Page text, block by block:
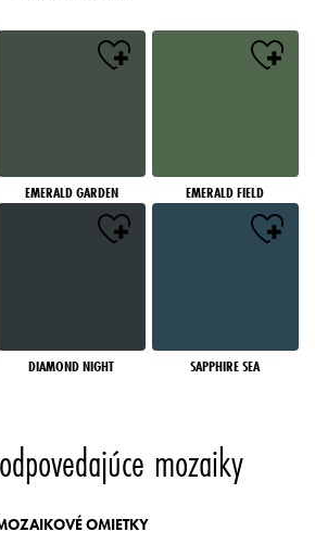
EMERALD GARDEN EMERALD FIELD
DIAMOND NIGHT SAPPHIRE SEA
mozaiky
OMIETKY